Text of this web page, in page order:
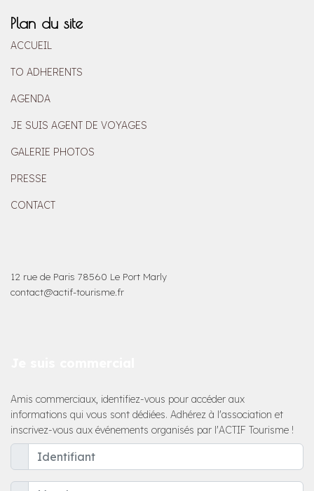
Plan du site
ACCUEIL
TO ADHERENTS
AGENDA
JE SUIS AGENT DE VOYAGES
GALERIE PHOTOS
PRESSE
CONTACT
12 rue de Paris 78560 Le Port Marly
contact@actif-tourisme.fr
Amis commerciaux, identifiez-vous pour accéder aux
informations qui vous sont dédiées. Adhérez à l'association et
inscrivez-vous aux événements organisés par l'ACTIF Tourisme !